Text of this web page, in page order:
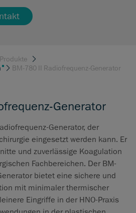
Produkte
BM-780 II Radiofrequenz-Generator
Generator
Generator, der
eingesetzt werden kann. Er
und zuverlässige Koagulation
Fachbereichen. Der BM-
bietet eine sichere und
mit minimaler thermischer
Eingriffe in der HNO-Praxis